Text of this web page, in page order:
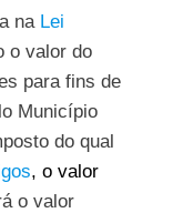
na Lei
o valor do
para fins de
Município
do qual
, o valor
o valor